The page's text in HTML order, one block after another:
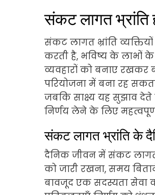
संकट लागत भ्रांति
संकट लागत भ्रांति
करती है, भविष्य के लाभों के
व्यवहारों को बनाए
परियोजना में बना रह
जबकि साक्ष्य यह सुझाव देते
निर्णय लेने के लिए
संकट लागत भ्रांति के
दैनिक जीवन में संकट
को जारी रखना, समय
बावजूद एक सदस्यता सेवा